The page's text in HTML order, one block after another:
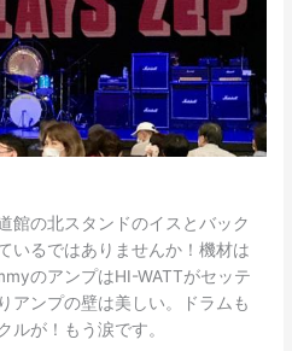
館の北スタンドのイスとバック
いるではありませんか！機材は
のアンプはHI-WATTがセッテ
アンプの壁は美しい。ドラムも
ルが！もう涙です。